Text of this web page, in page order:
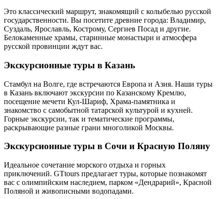
Это классический маршрут, знакомящий с колыбелью русской
государственности. Вы посетите древние города: Владимир,
Суздаль, Ярославль, Кострому, Сергиев Посад и другие.
Белокаменные храмы, старинные монастыри и атмосфера
русской провинции ждут вас.
Экскурсионные туры в Казань
Стамбул на Волге, где встречаются Европа и Азия. Наши туры
в Казань включают экскурсии по Казанскому Кремлю,
посещение мечети Кул-Шариф, Храма-памятника и
знакомство с самобытной татарской культурой и кухней.
Горные экскурсии, так и тематические программы,
раскрывающие разные грани многоликой Москвы.
Экскурсионные туры в Сочи и Красную Поляну
Идеальное сочетание морского отдыха и горных
приключений. GTtours предлагает туры, которые познакомят
вас с олимпийским наследием, парком «Дендрарий», Красной
Поляной и живописными водопадами.